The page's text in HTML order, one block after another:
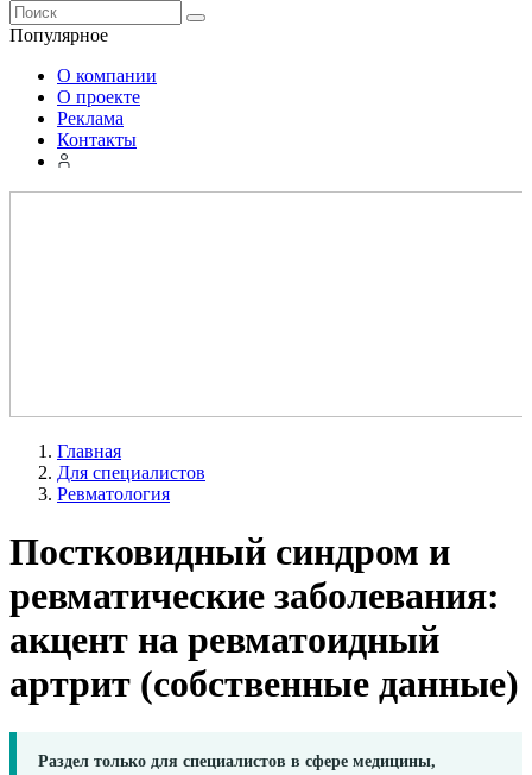
Популярное
О компании
О проекте
Реклама
Контакты
Главная
Для специалистов
Ревматология
Постковидный синдром и
ревматические заболевания:
акцент на ревматоидный
артрит (собственные данные)
Раздел только для специалистов в сфере медицины,